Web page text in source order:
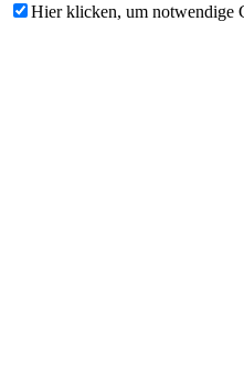
Hier klicken, um notwendige